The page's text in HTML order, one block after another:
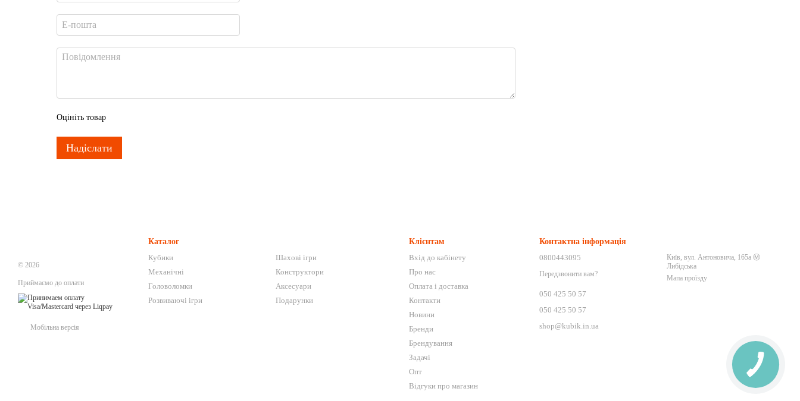
Оцініть товар
Надіслати
© 2026
Приймаємо до оплати
Мобільна версія
Каталог
Кубики
Механічні
Головоломки
Розвиваючі ігри
Шахові ігри
Конструктори
Аксесуари
Подарунки
Клієнтам
Вхід до кабінету
Про нас
Оплата і доставка
Контакти
Новини
Бренди
Брендування
Задачі
Опт
Відгуки про магазин
Контактна інформація
0800443095
Передзвонити вам?
050 425 50 57
050 425 50 57
shop@kubik.in.ua
Київ, вул. Антоновича, 165а Ⓜ️
Либідська
Мапа проїзду